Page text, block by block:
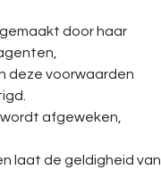
door haar
deze voorwaarden
afgeweken,
laat de geldigheid van